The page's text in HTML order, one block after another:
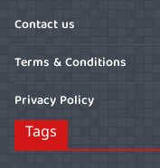
Contact us
Terms & Conditions
Privacy Policy
Tags